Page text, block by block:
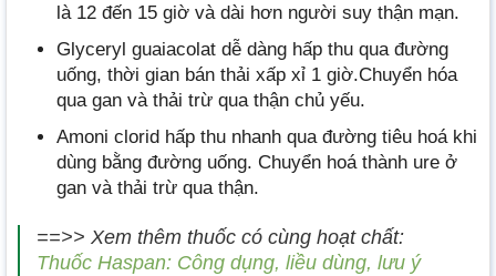
là 12 đến 15 giờ và dài hơn người suy thận mạn.
Glyceryl guaiacolat dễ dàng hấp thu qua đường
uống, thời gian bán thải xấp xỉ 1 giờ.Chuyển hóa
qua gan và thải trừ qua thận chủ yếu.
Amoni clorid hấp thu nhanh qua đường tiêu hoá khi
dùng bằng đường uống. Chuyển hoá thành ure ở
gan và thải trừ qua thận.
==>> Xem thêm thuốc có cùng hoạt chất:
Thuốc Haspan: Công dụng, liều dùng, lưu ý